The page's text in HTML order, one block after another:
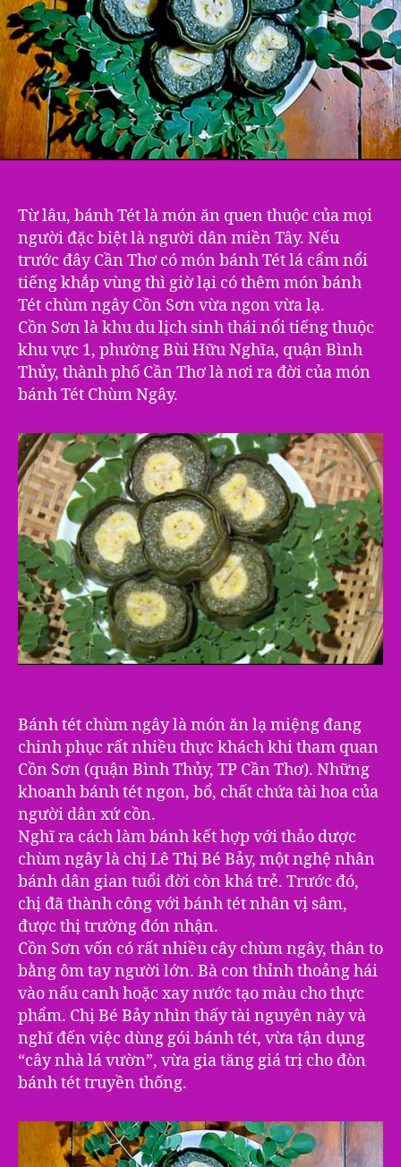
Từ lâu, bánh Tét là món ăn quen thuộc của mọi
người đặc biệt là người dân miền Tây. Nếu
trước đây Cần Thơ có món bánh Tét lá cẩm nổi
tiếng khắp vùng thì giờ lại có thêm món bánh
Tét chùm ngây Cồn Sơn vừa ngon vừa lạ.
Cồn Sơn là khu du lịch sinh thái nổi tiếng thuộc
khu vực 1, phường Bùi Hữu Nghĩa, quận Bình
Thủy, thành phố Cần Thơ là nơi ra đời của món
bánh Tét Chùm Ngây.
Bánh tét chùm ngây là món ăn lạ miệng đang
chinh phục rất nhiều thực khách khi tham quan
Cồn Sơn (quận Bình Thủy, TP Cần Thơ). Những
khoanh bánh tét ngon, bổ, chất chứa tài hoa của
người dân xứ cồn.
Nghĩ ra cách làm bánh kết hợp với thảo dược
chùm ngây là chị Lê Thị Bé Bảy, một nghệ nhân
bánh dân gian tuổi đời còn khá trẻ. Trước đó,
chị đã thành công với bánh tét nhân vị sâm,
được thị trường đón nhận.
Cồn Sơn vốn có rất nhiều cây chùm ngây, thân to
bằng ôm tay người lớn. Bà con thỉnh thoảng hái
vào nấu canh hoặc xay nước tạo màu cho thực
phẩm. Chị Bé Bảy nhìn thấy tài nguyên này và
nghĩ đến việc dùng gói bánh tét, vừa tận dụng
“cây nhà lá vườn”, vừa gia tăng giá trị cho đòn
bánh tét truyền thống.